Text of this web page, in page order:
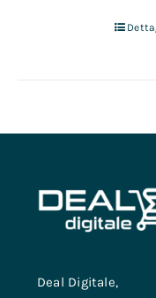
Deal Digitale,